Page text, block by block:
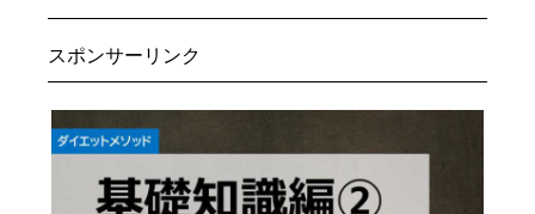
スポンサーリンク